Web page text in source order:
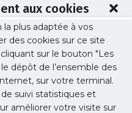
aux cookies
plus adaptée à vos
des cookies sur ce site
sur le bouton "Les
dépôt de l’ensemble des
sur votre terminal.
suivi statistiques et
améliorer votre visite sur
Ile-de-France :
à des difficultés